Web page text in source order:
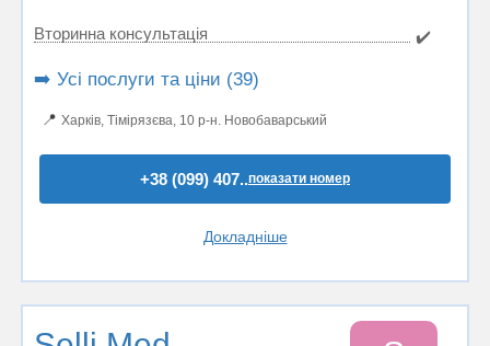
Вторинна консультація ✔️
➡️ Усі послуги та ціни (39)
📍 Харків, Тiмiрязєва, 10 р-н. Новобаварський
+38 (099) 407..показати номер
Докладніше